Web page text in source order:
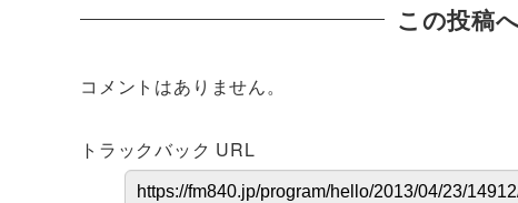
この投稿
コメントはありません。
トラックバック URL